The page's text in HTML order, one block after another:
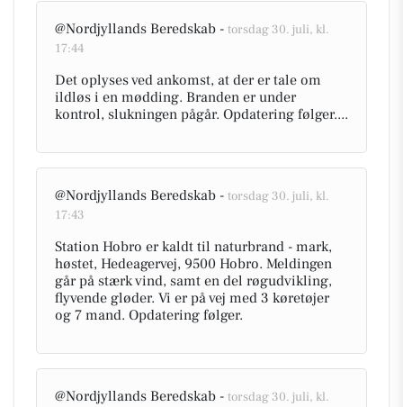
@Nordjyllands Beredskab - torsdag 30. juli, kl.
17:44
Det oplyses ved ankomst, at der er tale om
ildløs i en mødding. Branden er under
kontrol, slukningen pågår. Opdatering følger....
@Nordjyllands Beredskab - torsdag 30. juli, kl.
17:43
Station Hobro er kaldt til naturbrand - mark,
høstet, Hedeagervej, 9500 Hobro. Meldingen
går på stærk vind, samt en del røgudvikling,
flyvende gløder. Vi er på vej med 3 køretøjer
og 7 mand. Opdatering følger.
@Nordjyllands Beredskab - torsdag 30. juli, kl.